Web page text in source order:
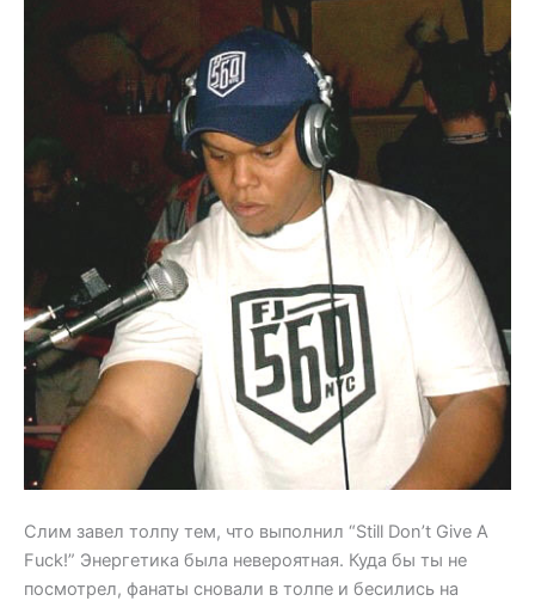
Слим завел толпу тем, что выполнил “Still Don’t Give A
Fuck!” Энергетика была невероятная. Куда бы ты не
посмотрел, фанаты сновали в толпе и бесились на